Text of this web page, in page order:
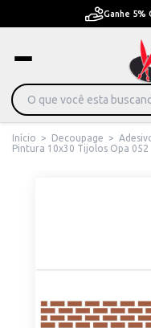
Início > Decoupage >
Pintura 10x30 Tijolos Opa 052